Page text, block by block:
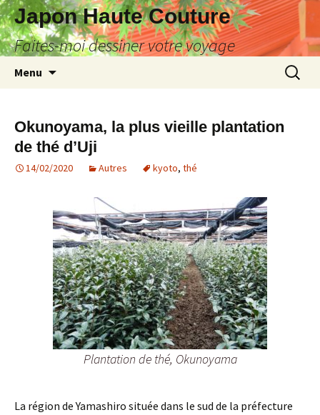
Japon Haute Couture
Faites-moi dessiner votre voyage
Menu
Okunoyama, la plus vieille plantation
de thé d’Uji
14/02/2020 Autres kyoto, thé
Plantation de thé, Okunoyama
La région de Yamashiro située dans le sud de la préfecture